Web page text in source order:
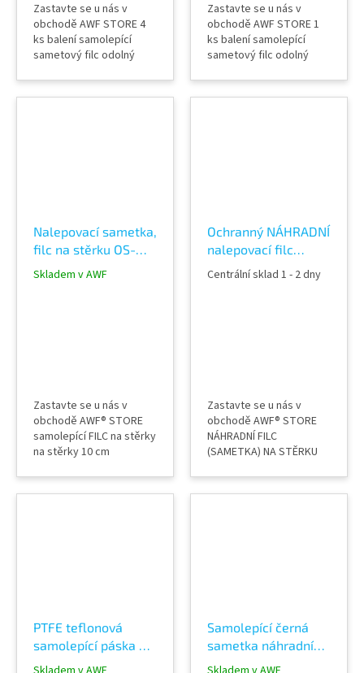
Zastavte se u nás v
obchodě AWF STORE 4
ks balení samolepící
sametový filc odolný
mokré a suché
vytlačování
Zastavte se u nás v
obchodě AWF STORE 1
ks balení samolepící
sametový filc odolný
mokré a suché
vytlačování SUPER kvalita
Nalepovací sametka,
filc na stěrku OS-
Ti201 OMEGA SKINZ
Skladem v AWF
Zastavte se u nás v
obchodě AWF® STORE
samolepící FILC na stěrky
na stěrky 10 cm
fólií balení 25 ks výrobce
Omega Skinz
Ochranný NÁHRADNÍ
nalepovací filc
Wingman, samet na
stěrku Flaming 25ks
Centrální sklad 1 - 2 dny
Zastavte se u nás v
obchodě AWF® STORE
NÁHRADNÍ FILC
(SAMETKA) NA STĚRKU
25 pro wrapping a PPF
PTFE teflonová
samolepící páska na
stěrku -
Samolepící černá
sametka náhradní
filc na stěrku WRAP